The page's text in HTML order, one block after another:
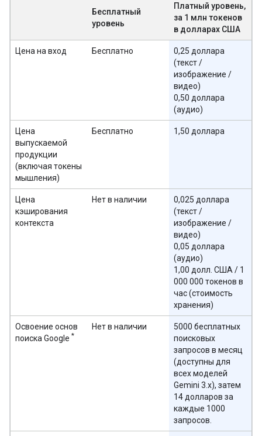
Бесплатный
уровень
Платный уровень,
за 1 млн токенов
в долларах США
Цена на вход Бесплатно
0,25 доллара
(текст /
изображение /
видео)
0,50 доллара
(аудио)
Цена
выпускаемой
продукции
(включая токены
мышления)
Бесплатно 1,50 доллара
Цена
кэширования
контекста
Нет в наличии
0,025 доллара
(текст /
изображение /
видео)
0,05 доллара
(аудио)
1,00 долл. США / 1
000 000 токенов в
час (стоимость
хранения)
Освоение основ
поиска Google *
Нет в наличии
5000 бесплатных
поисковых
запросов в месяц
(доступны для
всех моделей
Gemini 3.x), затем
14 долларов за
каждые 1000
запросов.